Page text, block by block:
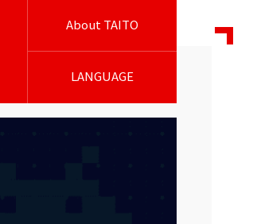
About TAITO
LANGUAGE